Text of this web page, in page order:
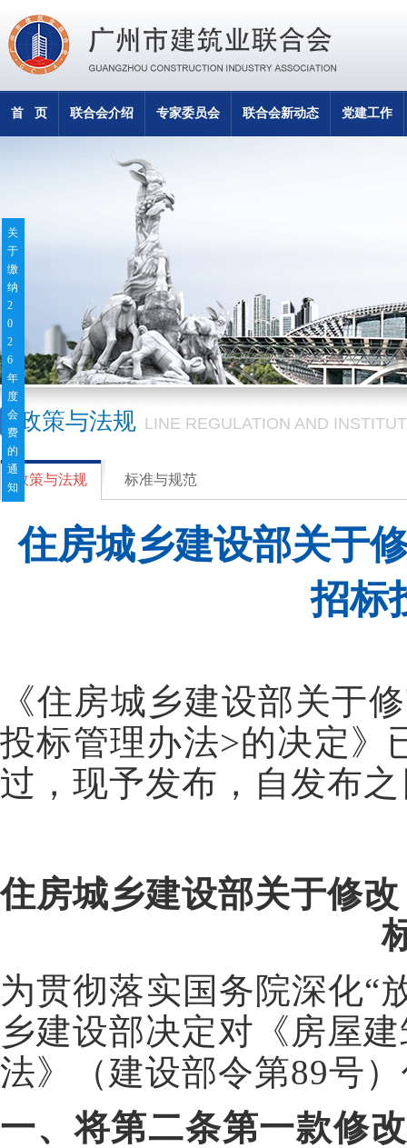
首 页 联合会介绍 专家委员会 联合会新动态 党建工作
政策与法规 LINE REGULATION AND
政策与法规 标准与规范
住房城乡建设部关于
招标
《住房城乡建设部关于
投标管理办法>的决定》
过，现予发布，自发布
住房城乡建设部关于修
为贯彻落实国务院深化“
乡建设部决定对《房屋
法》（建设部令第89号
一、将第二条第一款修
关
于
缴
纳
2
0
2
6
年
度
会
费
的
通
知